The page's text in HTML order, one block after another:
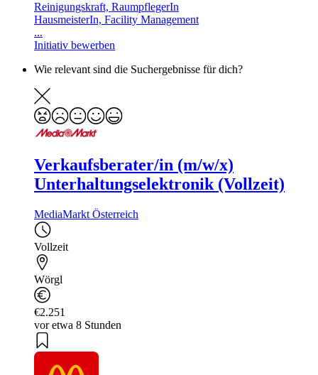
Reinigungskraft, RaumpflegerIn
HausmeisterIn, Facility Management
...
Initiativ bewerben
Wie relevant sind die Suchergebnisse für dich?
Verkaufsberater/in (m/w/x)
Unterhaltungselektronik (Vollzeit)
MediaMarkt Österreich
Vollzeit
Wörgl
€2.251
vor etwa 8 Stunden